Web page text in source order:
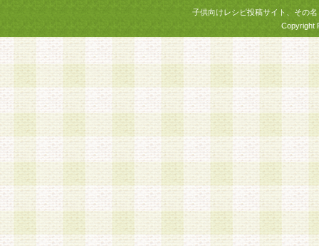
子供向けレシピ投稿サイト、その
Copyright